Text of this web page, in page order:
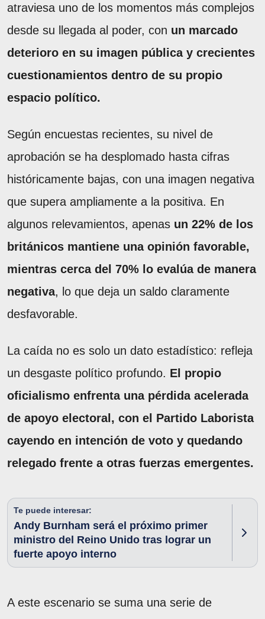
atraviesa uno de los momentos más complejos
desde su llegada al poder, con un marcado
deterioro en su imagen pública y crecientes
cuestionamientos dentro de su propio
espacio político.
Según encuestas recientes, su nivel de
aprobación se ha desplomado hasta cifras
históricamente bajas, con una imagen negativa
que supera ampliamente a la positiva. En
algunos relevamientos, apenas un 22% de los
británicos mantiene una opinión favorable,
mientras cerca del 70% lo evalúa de manera
negativa, lo que deja un saldo claramente
desfavorable.
La caída no es solo un dato estadístico: refleja
un desgaste político profundo. El propio
oficialismo enfrenta una pérdida acelerada
de apoyo electoral, con el Partido Laborista
cayendo en intención de voto y quedando
relegado frente a otras fuerzas emergentes.
Te puede interesar:
Andy Burnham será el próximo primer
ministro del Reino Unido tras lograr un
fuerte apoyo interno
A este escenario se suma una serie de